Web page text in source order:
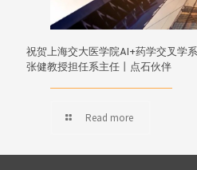
祝贺上海交大医学院AI+药学交叉学
张健教授担任系主任丨点石伙伴
Read more